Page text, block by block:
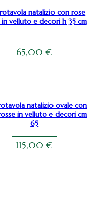
natalizio con rose
in velluto e decori h 35 cm
65,00€
natalizio ovale con
in velluto e decori cm
65
115,00€